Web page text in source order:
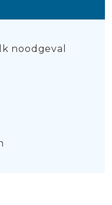
noodgeval